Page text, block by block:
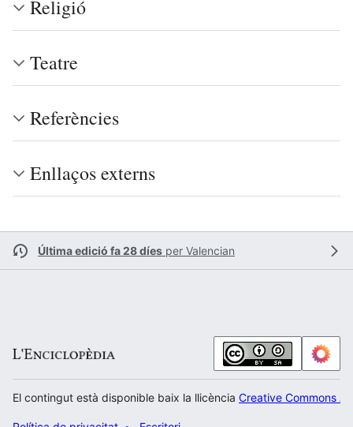
Religió
Teatre
Referències
Enllaços externs
Última edició fa 28 díes per Valencian
El contingut està disponible baix la llicència Creative Commons